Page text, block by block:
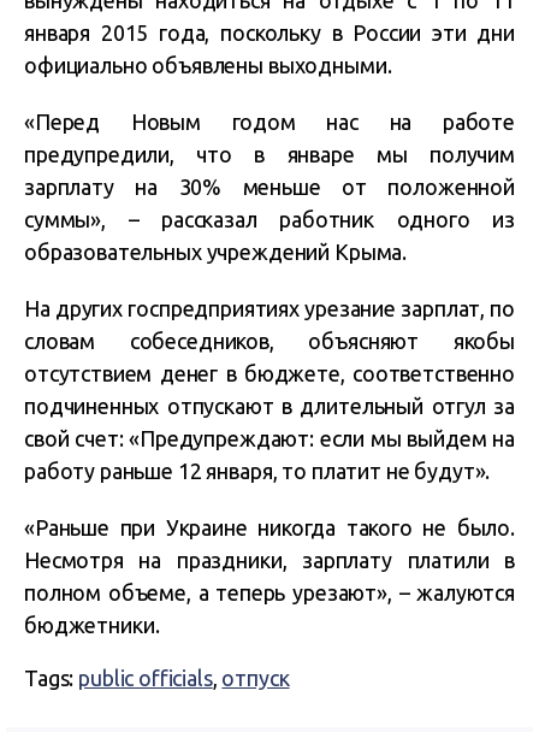
января 2015 года, поскольку в России эти дни
официально объявлены выходными.
«Перед Новым годом нас на работе
предупредили, что в январе мы получим
зарплату на 30% меньше от положенной
суммы», – рассказал работник одного из
образовательных учреждений Крыма.
На других госпредприятиях урезание зарплат, по
словам собеседников, объясняют якобы
отсутствием денег в бюджете, соответственно
подчиненных отпускают в длительный отгул за
свой счет: «Предупреждают: если мы выйдем на
работу раньше 12 января, то платит не будут».
«Раньше при Украине никогда такого не было.
Несмотря на праздники, зарплату платили в
полном объеме, а теперь урезают», – жалуются
бюджетники.
Tags: public officials, отпуск